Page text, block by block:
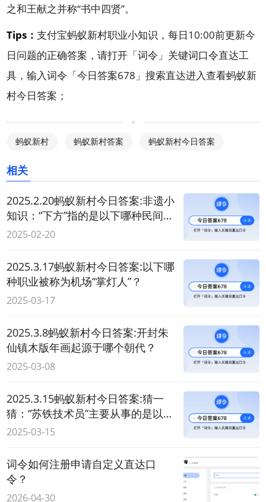
之和王献之并称“书中四贤”。
Tips：支付宝蚂蚁新村职业小知识，每日10:00前更新今
日问题的正确答案，请打开「词令 」关键词口令直达工
具，输入词令「今日答案678 」搜索直达进入查看蚂蚁新
村今日答案；
蚂蚁新村 蚂蚁新村答案 蚂蚁新村今日答案
相关
2025.2.20蚂蚁新村今日答案:非遗小
知识：“下方”指的是以下哪种民间传
统游戏？
2025-02-20
2025.3.17蚂蚁新村今日答案:以下哪
种职业被称为机场“掌灯人”？
2025-03-17
2025.3.8蚂蚁新村今日答案:开封朱
仙镇木版年画起源于哪个朝代？
2025-03-08
2025.3.15蚂蚁新村今日答案:猜一
猜：“苏铁技术员”主要从事的是以下
哪项领域的式作？
2025-03-15
词令如何注册申请自定义直达口
令？
2026-04-30